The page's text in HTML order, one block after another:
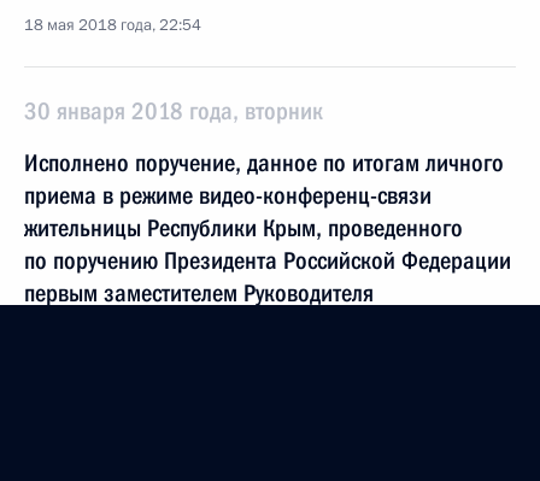
18 мая 2018 года, 22:54
30 января 2018 года, вторник
Исполнено поручение, данное по итогам личного
приема в режиме видео-конференц-связи
жительницы Республики Крым, проведенного
по поручению Президента Российской Федерации
первым заместителем Руководителя